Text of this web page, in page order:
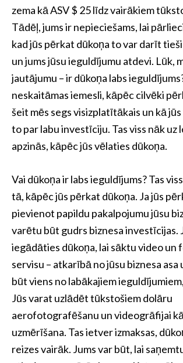
zema kā ASV $ 25 līdz vairākiem
Tādēļ, jums ir nepieciešams, lai
kad jūs pērkat dūkoņa to var darīt
un jums jūsu ieguldījumu atdevi. Lūk,
jautājumu – ir dūkoņa labs
neskaitāmas iemesli, kāpēc cilvēki
šeit mēs segs visizplatītākais un kā
to par labu investīciju. Tas viss nāk uz
apzinās, kāpēc jūs vēlaties dūkoņa.
Vai dūkoņa ir labs ieguldījums? Tas
tā, kāpēc jūs pērkat dūkoņa. Ja jūs
pievienot papildu pakalpojumu jūsu
varētu būt gudrs biznesa investīcijas.
iegādāties dūkoņa, lai sāktu video
servisu – atkarībā no jūsu biznesa
būt viens no labākajiem
Jūs varat uzlādēt tūkstošiem dolāru
aerofotografēšanu un videogrāfijai
uzmērīšana. Tas ietver izmaksas,
reizes vairāk. Jums var būt, lai